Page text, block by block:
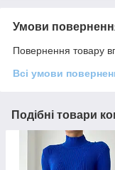
Умови
Повернення товару
Всі умови
Подібні товари